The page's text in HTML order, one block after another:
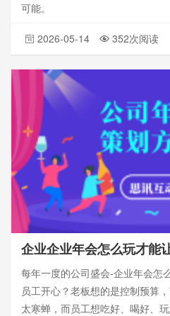
可能。
2026-05-14 352次阅读
每年一度的公司盛会-企业年会怎
员工开心？老板想的是控制预算
太寒蝉，而员工想吃好、喝好、